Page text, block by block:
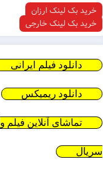
خرید بک لینک ارزان
خرید بک لینک خارجی
دانلود فیلم ایرانی
دانلود ریمیکس
تماشای آنلاین فیلم و
سریال